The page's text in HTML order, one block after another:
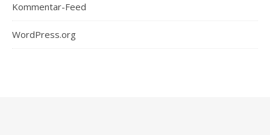
Kommentar-Feed
WordPress.org